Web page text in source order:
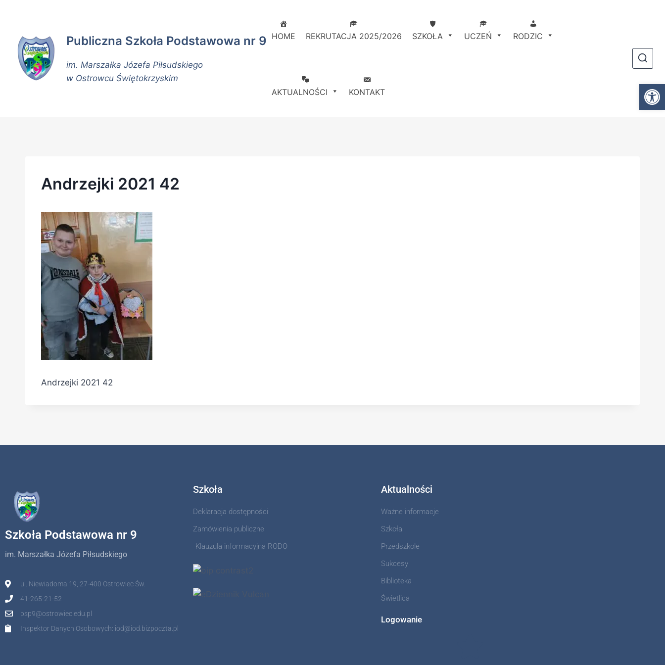
Publiczna Szkoła Podstawowa nr 9
im. Marszałka Józefa Piłsudskiego
w Ostrowcu Świętokrzyskim
HOME REKRUTACJA 2025/2026 SZKOŁA UCZEŃ RODZIC
AKTUALNOŚCI KONTAKT
Andrzejki 2021 42
Andrzejki 2021 42
Szkoła Podstawowa nr 9
im. Marszałka Józefa Piłsudskiego
ul. Niewiadoma 19, 27-400 Ostrowiec Św.
41-265-21-52
psp9@ostrowiec.edu.pl
Inspektor Danych Osobowych: iod@iod.bizpoczta.pl
Szkoła
Deklaracja dostępności
Zamówienia publiczne
Klauzula informacyjna RODO
Aktualności
Ważne informacje
Szkoła
Przedszkole
Sukcesy
Biblioteka
Świetlica
Logowanie